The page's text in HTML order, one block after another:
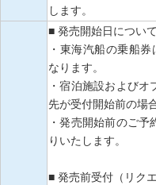
します。
■ 発売開始日について
・東海汽船の乗船
なります。
・宿泊施設および
先が受付開始前の場
・発売開始前のご
りいたします。
■ 発売前受付（リク